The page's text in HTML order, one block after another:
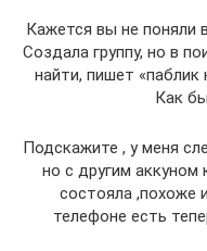
Кажется вы не поняли
Создала группу, но в
найти, пишет «паблик
Как
Подскажите , у меня
но с другим аккуном
состояла ,похоже
телефоне есть